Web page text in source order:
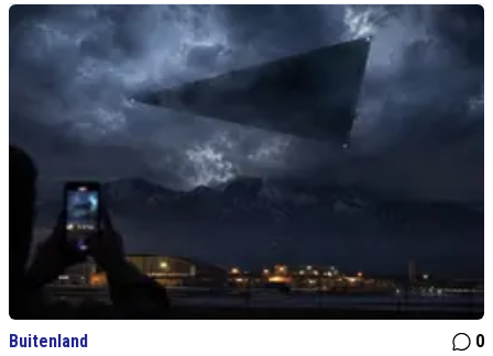
Buitenland
0